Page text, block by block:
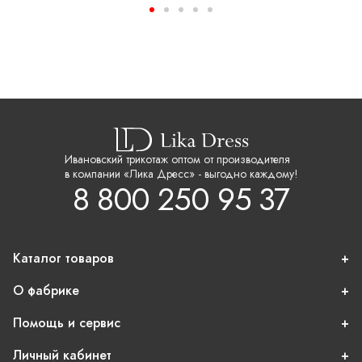
Ивановский трикотаж оптом от производителя
в компании «Лика Дресс» - выгодно каждому!
8 800 250 95 37
Каталог товаров
О фабрике
Помощь и сервис
Личный кабинет